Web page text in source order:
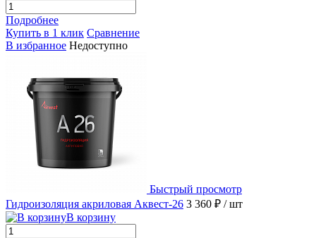
Подробнее
Купить в 1 клик Сравнение
В избранное Недоступно
Быстрый просмотр
Гидроизоляция акриловая Аквест-26 3 360 ₽ / шт
В корзину